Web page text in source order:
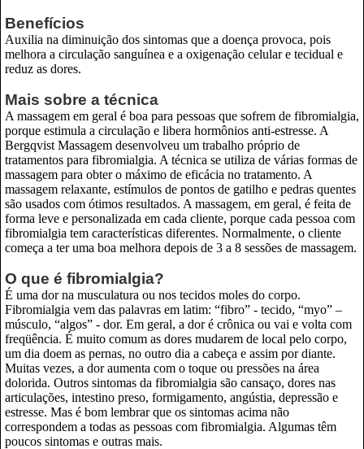
Benefícios
Auxilia na diminuição dos sintomas que a doença provoca, pois
melhora a circulação sanguínea e a oxigenação celular e tecidual e
reduz as dores.
Mais sobre a técnica
A massagem em geral é boa para pessoas que sofrem de fibromialgia,
porque estimula a circulação e libera hormônios anti-estresse. A
Bergqvist Massagem desenvolveu um trabalho próprio de
tratamentos para fibromialgia. A técnica se utiliza de várias formas de
massagem para obter o máximo de eficácia no tratamento. A
massagem relaxante, estímulos de pontos de gatilho e pedras quentes
são usados com ótimos resultados. A massagem, em geral, é feita de
forma leve e personalizada em cada cliente, porque cada pessoa com
fibromialgia tem características diferentes. Normalmente, o cliente
começa a ter uma boa melhora depois de 3 a 8 sessões de massagem.
O que é fibromialgia?
É uma dor na musculatura ou nos tecidos moles do corpo.
Fibromialgia vem das palavras em latim: “fibro” - tecido, “myo” –
músculo, “algos” - dor. Em geral, a dor é crônica ou vai e volta com
freqüência. É muito comum as dores mudarem de local pelo corpo,
um dia doem as pernas, no outro dia a cabeça e assim por diante.
Muitas vezes, a dor aumenta com o toque ou pressões na área
dolorida. Outros sintomas da fibromialgia são cansaço, dores nas
articulações, intestino preso, formigamento, angústia, depressão e
estresse. Mas é bom lembrar que os sintomas acima não
correspondem a todas as pessoas com fibromialgia. Algumas têm
poucos sintomas e outras mais.